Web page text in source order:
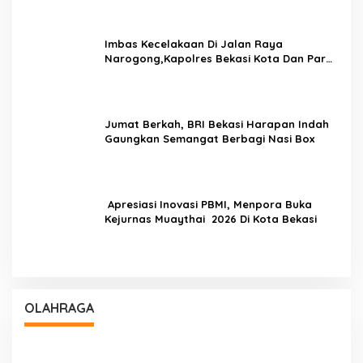
Imbas Kecelakaan Di Jalan Raya
Narogong,Kapolres Bekasi Kota Dan Para
Jumat Berkah, BRI Bekasi Harapan Indah
Gaungkan Semangat Berbagi Nasi Box
Apresiasi Inovasi PBMI, Menpora Buka
Kejurnas Muaythai 2026 Di Kota Bekasi
OLAHRAGA